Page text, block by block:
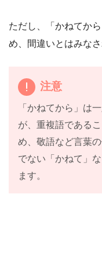
ただし、「かねてか
め、間違いとはみな
注意
「かねてから」は
が、重複語である
め、敬語など言葉
でない「かねて」
ます。